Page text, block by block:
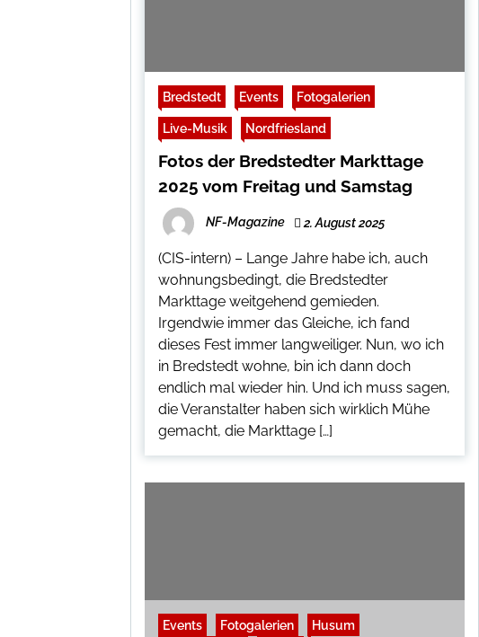
Bredstedt Events Fotogalerien
Live-Musik Nordfriesland
Fotos der Bredstedter Markttage
2025 vom Freitag und Samstag
NF-Magazine 2. August 2025
(CIS-intern) – Lange Jahre habe ich, auch
wohnungsbedingt, die Bredstedter
Markttage weitgehend gemieden.
Irgendwie immer das Gleiche, ich fand
dieses Fest immer langweiliger. Nun, wo ich
in Bredstedt wohne, bin ich dann doch
endlich mal wieder hin. Und ich muss sagen,
die Veranstalter haben sich wirklich Mühe
gemacht, die Markttage […]
Events Fotogalerien Husum